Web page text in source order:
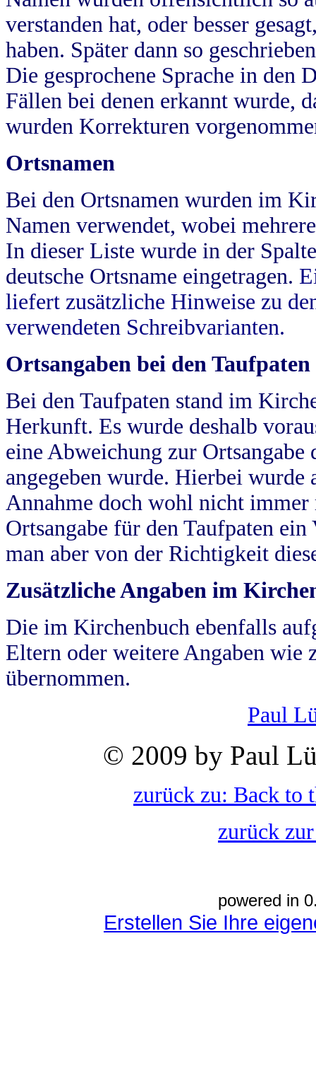
verstanden hat, oder besser
haben. Später dann so
Die gesprochene Sprache in
Fällen bei denen erkannt wurde,
wurden Korrekturen
Ortsnamen
Bei den Ortsnamen wurden im
Namen verwendet, wobei
In dieser Liste wurde in der
deutsche Ortsname eingetragen.
liefert zusätzliche Hinweise zu
verwendeten Schreibvarianten.
Ortsangaben bei den Taufpaten
Bei den Taufpaten stand im
Herkunft. Es wurde deshalb
eine Abweichung zur
angegeben wurde. Hierbei wurde
Annahme doch wohl nicht
Ortsangabe für den Taufpaten
man aber von der Richtigkeit
Zusätzliche Angaben im
Die im Kirchenbuch ebenfalls
Eltern oder weitere Angaben wie
übernommen.
Paul
© 2009 by Paul
zurück zu: Back to
zurück
powered in
Erstellen Sie Ihre